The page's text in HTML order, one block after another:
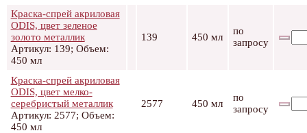
Краска-спрей акриловая
ODIS, цвет зеленое
золото металлик
Артикул: 139; Объем:
450 мл
139 450 мл
по
запросу
Краска-спрей акриловая
ODIS, цвет мелко-
серебристый металлик
Артикул: 2577; Объем:
450 мл
2577 450 мл
по
запросу